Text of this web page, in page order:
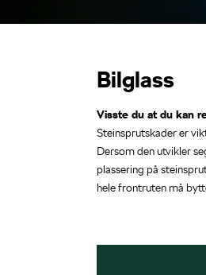
Bilglass
Visste du at du kan
Steinsprutskader er
Dersom den utvikler
plassering på
hele frontruten må